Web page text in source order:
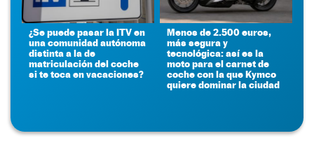
¿Se puede pasar la ITV en
una comunidad autónoma
distinta a la de
matriculación del coche
si te toca en vacaciones?
Menos de 2.500 euros,
más segura y
tecnológica: así es la
moto para el carnet de
coche con la que Kymco
quiere dominar la ciudad